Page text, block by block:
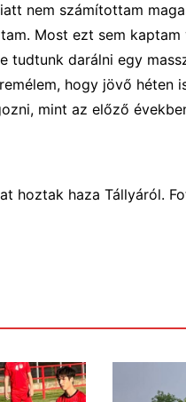
nem számítottam
Most ezt sem
tudtunk darálni egy
hogy jövő héten
mint az előző
hoztak haza Tállyáról.